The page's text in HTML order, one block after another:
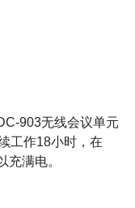
903无线会议单元
工作18小时，在
充满电。